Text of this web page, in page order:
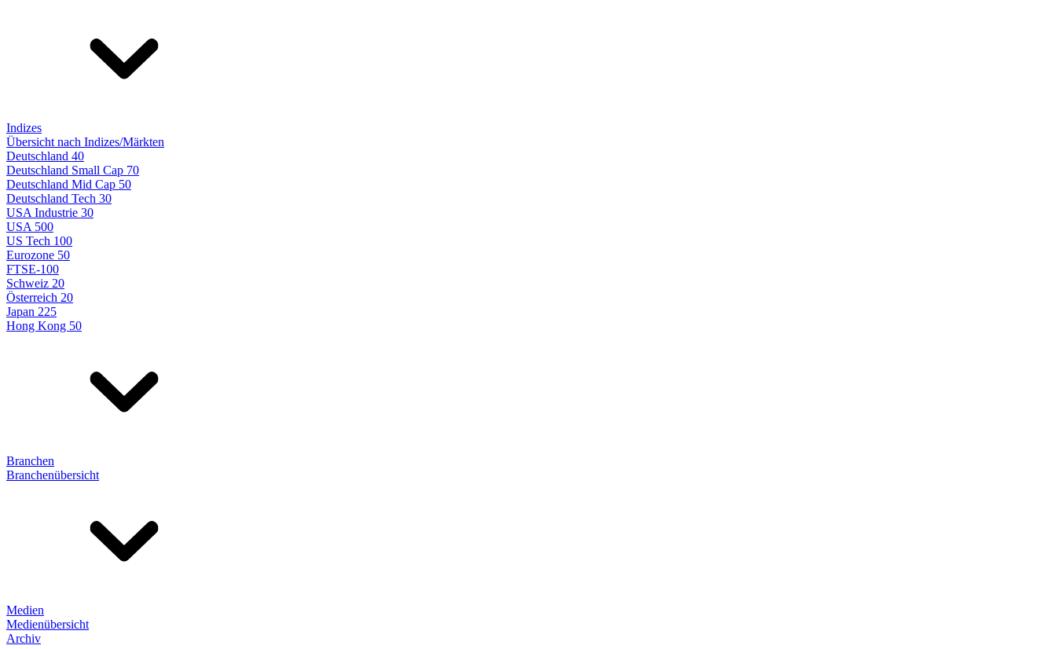
Indizes
Übersicht nach Indizes/Märkten
Deutschland 40
Deutschland Small Cap 70
Deutschland Mid Cap 50
Deutschland Tech 30
USA Industrie 30
USA 500
US Tech 100
Eurozone 50
FTSE-100
Schweiz 20
Österreich 20
Japan 225
Hong Kong 50
Branchen
Branchenübersicht
Medien
Medienübersicht
Archiv